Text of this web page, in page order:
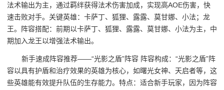
法术输出为主，通过羁绊获得法术伤害加成，实现高AOE伤害，快
速击败对手。关键英雄：卡萨丁、狐狸、露露、莫甘娜、小法；龙
王。阵容搭配：前期以卡萨丁、狐狸、露露、莫甘娜、小法为主，中
期加入龙王以增强法术输出。
新手速成阵容推荐——“光影之盾”阵容 阵容构成：“光影之盾”阵
容以具有护盾和治疗效果的英雄为核心，如曙光女神、天启者等，这
些英雄能有效提升队伍的生存能力。特点：适合新手玩家，因为阵容